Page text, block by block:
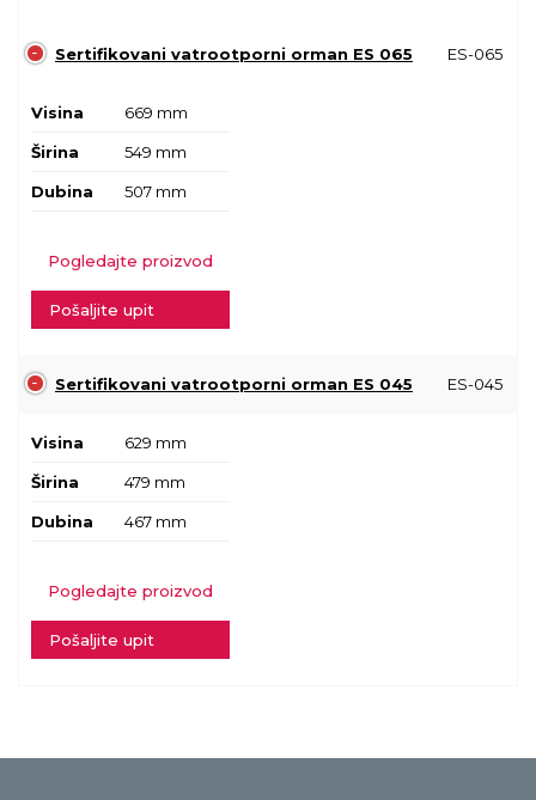
Sertifikovani vatrootporni orman ES 065 ES-065
Visina 669 mm
Širina 549 mm
Dubina 507 mm
Pogledajte proizvod
Pošaljite upit
Sertifikovani vatrootporni orman ES 045 ES-045
Visina 629 mm
Širina 479 mm
Dubina 467 mm
Pogledajte proizvod
Pošaljite upit